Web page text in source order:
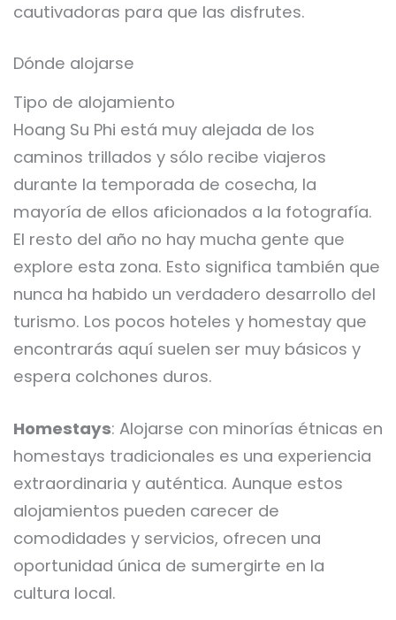
cautivadoras para que las disfrutes.
Dónde alojarse
Tipo de alojamiento
Hoang Su Phi está muy alejada de los
caminos trillados y sólo recibe viajeros
durante la temporada de cosecha, la
mayoría de ellos aficionados a la fotografía.
El resto del año no hay mucha gente que
explore esta zona. Esto significa también que
nunca ha habido un verdadero desarrollo del
turismo. Los pocos hoteles y homestay que
encontrarás aquí suelen ser muy básicos y
espera colchones duros.
Homestays: Alojarse con minorías étnicas en
homestays tradicionales es una experiencia
extraordinaria y auténtica. Aunque estos
alojamientos pueden carecer de
comodidades y servicios, ofrecen una
oportunidad única de sumergirte en la
cultura local.